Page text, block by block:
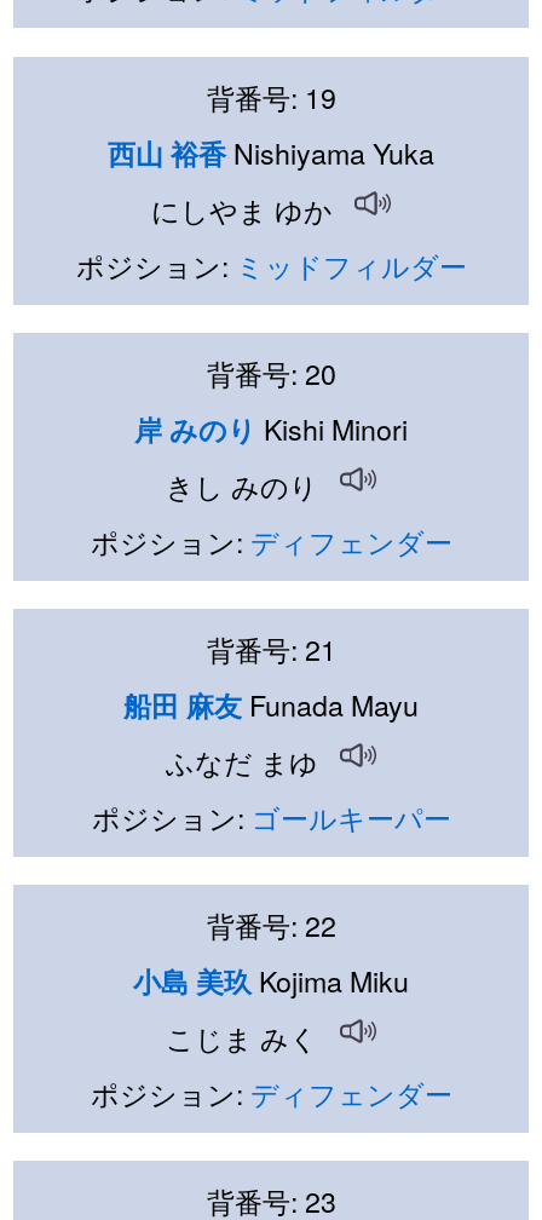
背番号: 19
西山 裕香Nishiyama Yuka
にしやま ゆか
ポジション: ミッドフィルダー
背番号: 20
岸 みのり Kishi Minori
きし みのり
ポジション: ディフェンダー
背番号: 21
船田 麻友 Funada Mayu
ふなだ まゆ
ポジション: ゴールキーパー
背番号: 22
小島 美玖 Kojima Miku
こじま みく
ポジション: ディフェンダー
背番号: 23